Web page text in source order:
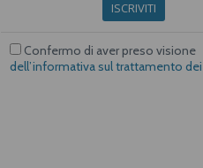
ISCRIVITI
Confermo di aver preso visione
dell’informativa sul trattamento